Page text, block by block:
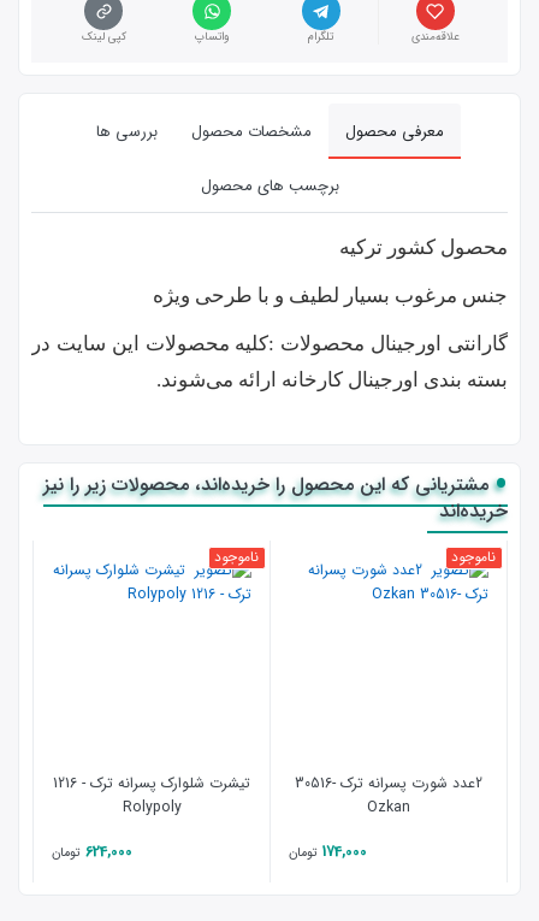
علاقه‌مندی تلگرام واتساپ کپی لینک
معرفی محصول مشخصات محصول بررسی ها
برچسب های محصول
محصول کشور ترکیه
جنس مرغوب بسیار لطیف و با طرحی ویژه
گارانتی اورجینال محصولات :كليه محصولات این سایت در
بسته بندی اورجینال کارخانه ارائه‌‌ می‌شوند.
مشتریانی که این محصول را خریده‌اند، محصولات زیر را نیز
خریده‌اند
ناموجود
2عدد شورت پسرانه ترک -30516
Ozkan
174,000 تومان
ناموجود
تیشرت شلوارک پسرانه ترک - 1216
Rolypoly
624,000 تومان